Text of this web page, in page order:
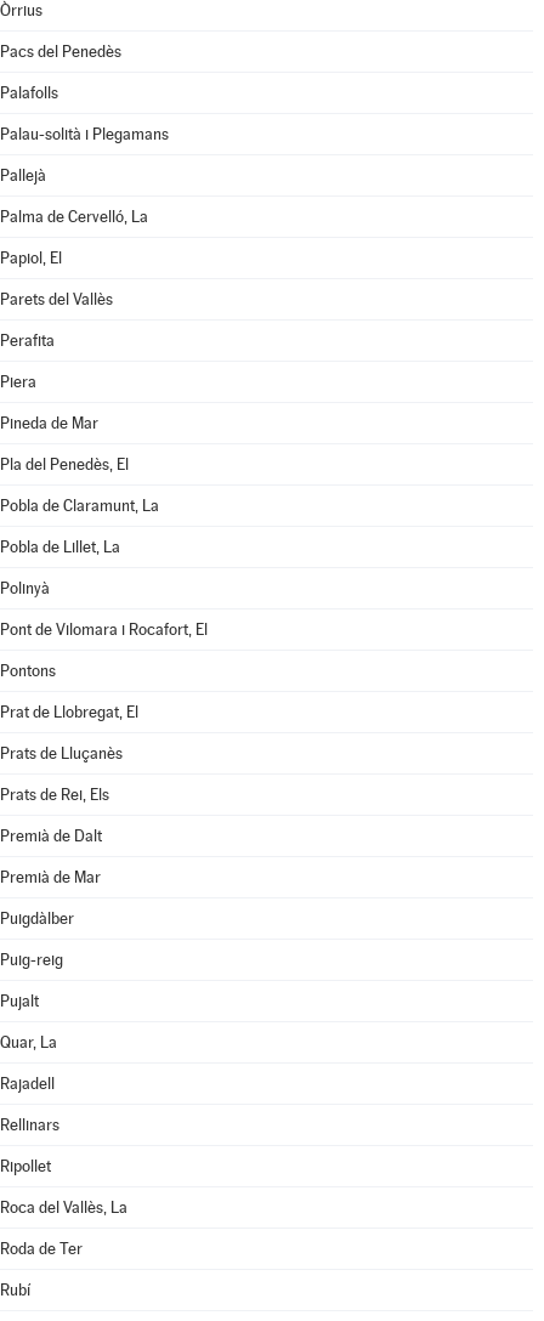
Òrrius
Pacs del Penedès
Palafolls
Palau-solità i Plegamans
Pallejà
Palma de Cervelló, La
Papiol, El
Parets del Vallès
Perafita
Piera
Pineda de Mar
Pla del Penedès, El
Pobla de Claramunt, La
Pobla de Lillet, La
Polinyà
Pont de Vilomara i Rocafort, El
Pontons
Prat de Llobregat, El
Prats de Lluçanès
Prats de Rei, Els
Premià de Dalt
Premià de Mar
Puigdàlber
Puig-reig
Pujalt
Quar, La
Rajadell
Rellinars
Ripollet
Roca del Vallès, La
Roda de Ter
Rubí